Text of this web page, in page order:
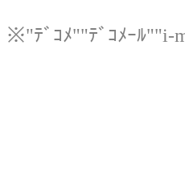
※"ﾃﾞｺﾒ""ﾃﾞｺﾒｰﾙ""i-